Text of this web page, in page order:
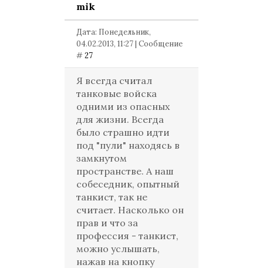
mik
Дата: Понедельник,
04.02.2013, 11:27 | Сообщение
#27
Я всегда считал
танковые войска
одними из опасных
для жизни. Всегда
было страшно идти
под "пули" находясь в
замкнутом
пространстве. А наш
собеседник, опытный
танкист, так не
считает. Насколько он
прав и что за
профессия - танкист,
можно услышать,
нажав на кнопку